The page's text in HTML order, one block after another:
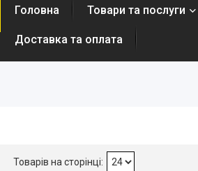
Головна Товари та послуги
Доставка та оплата